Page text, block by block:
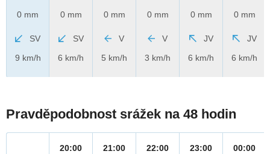
0 mm
SV
9 km/h
0 mm
SV
6 km/h
0 mm
V
5 km/h
0 mm
V
3 km/h
0 mm
JV
6 km/h
0 mm
JV
6 km/h
Pravděpodobnost srážek na 48 hodin
20:00
21:00
22:00
23:00
00:00